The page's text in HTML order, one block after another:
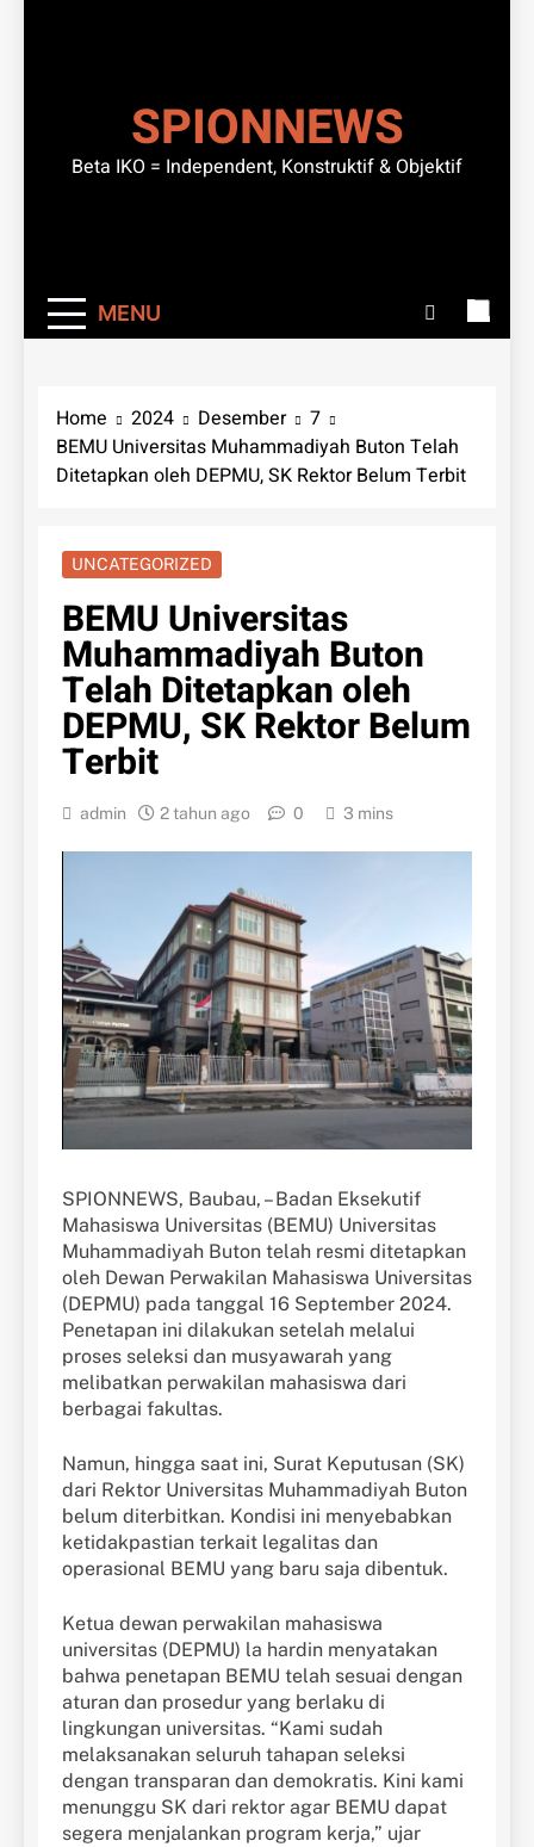
SPIONNEWS
Beta IKO = Independent, Konstruktif & Objektif
MENU
Home 2024 Desember
7
BEMU Universitas Muhammadiyah Buton Telah
Ditetapkan oleh DEPMU, SK Rektor Belum Terbit
UNCATEGORIZED
BEMU Universitas
Muhammadiyah Buton
Telah Ditetapkan oleh
DEPMU, SK Rektor Belum
Terbit
admin 2 tahun ago 0 3 mins
SPIONNEWS, Baubau, – Badan Eksekutif
Mahasiswa Universitas (BEMU) Universitas
Muhammadiyah Buton telah resmi ditetapkan
oleh Dewan Perwakilan Mahasiswa Universitas
(DEPMU) pada tanggal 16 September 2024.
Penetapan ini dilakukan setelah melalui
proses seleksi dan musyawarah yang
melibatkan perwakilan mahasiswa dari
berbagai fakultas.
Namun, hingga saat ini, Surat Keputusan (SK)
dari Rektor Universitas Muhammadiyah Buton
belum diterbitkan. Kondisi ini menyebabkan
ketidakpastian terkait legalitas dan
operasional BEMU yang baru saja dibentuk.
Ketua dewan perwakilan mahasiswa
universitas (DEPMU) la hardin menyatakan
bahwa penetapan BEMU telah sesuai dengan
aturan dan prosedur yang berlaku di
lingkungan universitas. “Kami sudah
melaksanakan seluruh tahapan seleksi
dengan transparan dan demokratis. Kini kami
menunggu SK dari rektor agar BEMU dapat
segera menjalankan program kerja,” ujar